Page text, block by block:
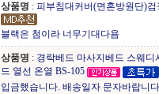
상품명 : 피부침대커버(면혼방원단)
블랙은 첨이라 너무기대다욤
상품명 : 경락베드 마사지베드 스웨디
드 열선 온열 BS-105
입금했습니다. 배송일자 문자바랍니